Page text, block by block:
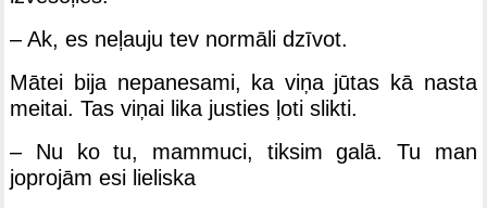
– Ak, es neļauju tev normāli dzīvot.
Mātei bija nepanesami, ka viņa jūtas kā nasta
meitai. Tas viņai lika justies ļoti slikti.
– Nu ko tu, mammuci, tiksim galā. Tu man
joprojām esi lieliska